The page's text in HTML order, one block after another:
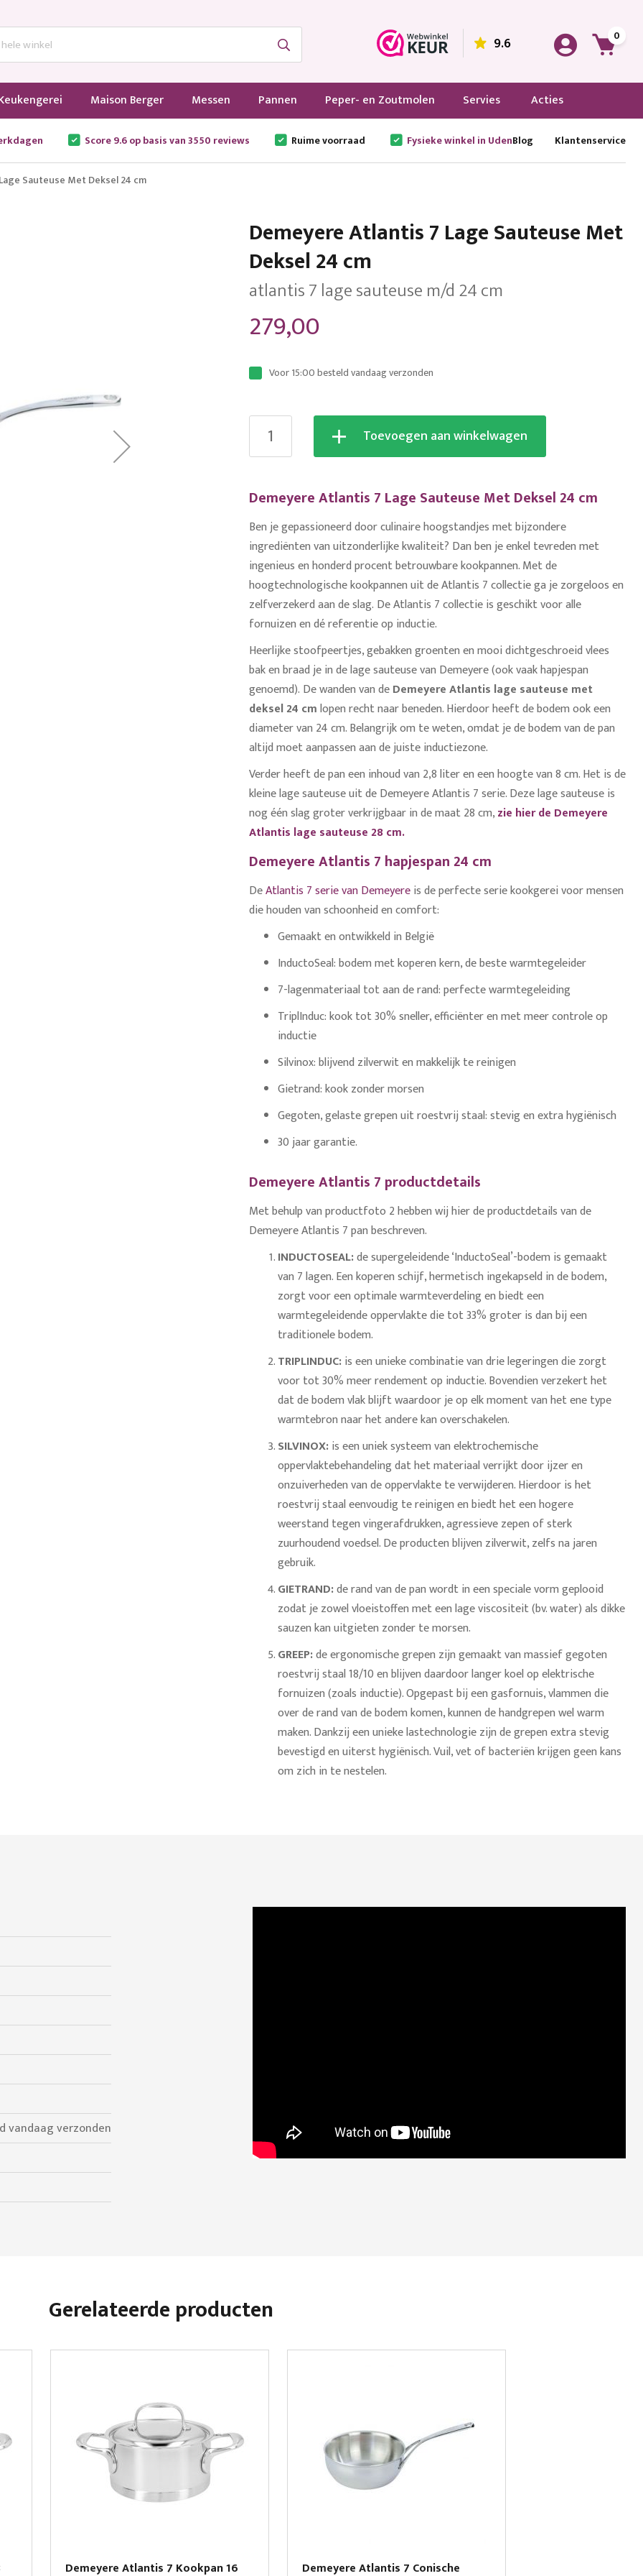
9.6 0
Maison Berger Messen Pannen Peper- en Zoutmolen Servies Acties
Score 9.6 op basis van 3550 reviews Ruime voorraad Fysieke winkel in UdenBlog Klantenservice
Sauteuse Met Deksel 24 cm
Demeyere Atlantis 7 Lage Sauteuse Met
Deksel 24 cm
atlantis 7 lage sauteuse m/d 24 cm
279,00
Voor 15:00 besteld vandaag verzonden
Toevoegen aan winkelwagen
Demeyere Atlantis 7 Lage Sauteuse Met Deksel 24 cm
Ben je gepassioneerd door culinaire hoogstandjes met bijzondere
ingrediënten van uitzonderlijke kwaliteit? Dan ben je enkel tevreden met
ingenieus en honderd procent betrouwbare kookpannen. Met de
hoogtechnologische kookpannen uit de Atlantis 7 collectie ga je zorgeloos en
zelfverzekerd aan de slag. De Atlantis 7 collectie is geschikt voor alle
fornuizen en dé referentie op inductie.
Heerlijke stoofpeertjes, gebakken groenten en mooi dichtgeschroeid vlees
bak en braad je in de lage sauteuse van Demeyere (ook vaak hapjespan
genoemd). De wanden van deDemeyere Atlantis lage sauteuse met
deksel 24 cmlopen recht naar beneden. Hierdoor heeft de bodem ook een
diameter van 24 cm. Belangrijk om te weten, omdat je de bodem van de pan
altijd moet aanpassen aan de juiste inductiezone.
Verder heeft de pan een inhoud van 2,8 liter en een hoogte van 8 cm. Het is de
kleine lage sauteuse uit de Demeyere Atlantis 7 serie. Deze lage sauteuse is
nog één slag groter verkrijgbaar in de maat 28 cm,zie hier de Demeyere
Atlantis lage sauteuse 28 cm.
Demeyere Atlantis 7 hapjespan 24 cm
DeAtlantis 7 serie van Demeyereis de perfecte serie kookgerei voor mensen
die houden van schoonheid en comfort:
Gemaakt en ontwikkeld in België
InductoSeal: bodem met koperen kern, de beste warmtegeleider
7-lagenmateriaal tot aan de rand: perfecte warmtegeleiding
TriplInduc: kook tot 30% sneller, efficiënter en met meer controle op
inductie
Silvinox: blijvend zilverwit en makkelijk te reinigen
Gietrand: kook zonder morsen
Gegoten, gelaste grepen uit roestvrij staal: stevig en extra hygiënisch
30 jaar garantie.
Demeyere Atlantis 7 productdetails
Met behulp van productfoto 2 hebben wij hier de productdetails van de
Demeyere Atlantis 7 pan beschreven.
INDUCTOSEAL:de supergeleidende ‘InductoSeal’-bodem is gemaakt
van 7 lagen. Een koperen schijf, hermetisch ingekapseld in de bodem,
zorgt voor een optimale warmteverdeling en biedt een
warmtegeleidende oppervlakte die tot 33% groter is dan bij een
traditionele bodem.
TRIPLINDUC: is een unieke combinatie van drie legeringen die zorgt
voor tot 30% meer rendement op inductie. Bovendien verzekert het
dat de bodem vlak blijft waardoor je op elk moment van het ene type
warmtebron naar het andere kan overschakelen.
SILVINOX: is een uniek systeem van elektrochemische
oppervlaktebehandeling dat het materiaal verrijkt door ijzer en
onzuiverheden van de oppervlakte te verwijderen. Hierdoor is het
roestvrij staal eenvoudig te reinigen en biedt het een hogere
weerstand tegen vingerafdrukken, agressieve zepen of sterk
zuurhoudend voedsel. De producten blijven zilverwit, zelfs na jaren
gebruik.
GIETRAND:de rand van de pan wordt in een speciale vorm geplooid
zodat je zowel vloeistoffen met een lage viscositeit (bv. water) als dikke
sauzen kan uitgieten zonder te morsen.
GREEP:de ergonomische grepen zijn gemaakt van massief gegoten
roestvrij staal 18/10 en blijven daardoor langer koel op elektrische
fornuizen (zoals inductie). Opgepast bij een gasfornuis, vlammen die
over de rand van de bodem komen, kunnen de handgrepen wel warm
maken. Dankzij een unieke lastechnologie zijn de grepen extra stevig
bevestigd en uiterst hygiënisch. Vuil, vet of bacteriën krijgen geen kans
om zich in te nestelen.
vandaag verzonden
Gerelateerde producten
Demeyere Atlantis 7 Kookpan 16
Demeyere Atlantis 7 Conische